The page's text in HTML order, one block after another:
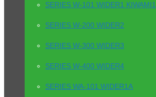
SERIES W-101 WIDER1 KIWAMI1
SERIES W-200 WIDER2
SERIES W-300 WIDER3
SERIES W-400 WIDER4
SERIES WA-101 WIDER1A